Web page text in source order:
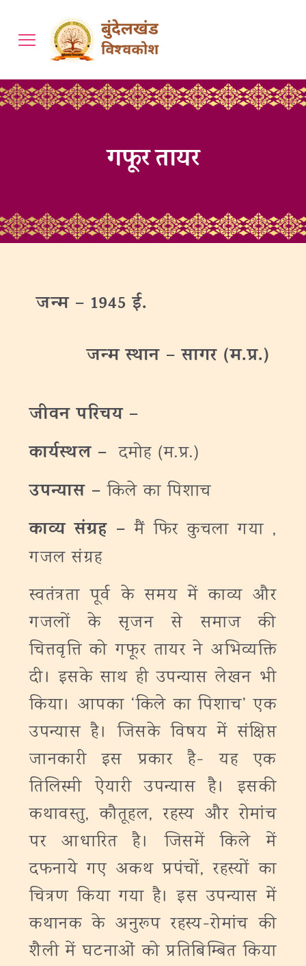
गफूर तायर
जन्‍म – 1945 ई.
जन्‍मस्थान – सागर (म.प्र.)
जीवन परिचय –
कार्यस्थल – दमोह (म.प्र.)
उपन्यास – किले का पिशाच
काव्य संग्रह – मैं फिर कुचला गया ,
गजल संग्रह
स्वतंत्रता पूर्व के समय में काव्य और
गजलों के सृजन से समाज की
चित्तवृत्ति को गफूर तायर ने अभिव्यक्ति
दी। इसके साथ ही उपन्यास लेखन भी
किया। आपका ‘किले का पिशाच’ एक
उपन्यास है। जिसके विषय में संक्षिप्त
जानकारी इस प्रकार है- यह एक
तिलिस्मी ऐयारी उपन्यास है। इसकी
कथावस्तु, कौतूहल, रहस्य और रोमांच
पर आधारित है। जिसमें किले में
दफनाये गए अकथ प्रपंचों, रहस्यों का
चित्रण किया गया है। इस उपन्यास में
कथानक के अनुरूप रहस्य-रोमांच की
शैली में घटनाओं को प्रतिबिम्बित किया